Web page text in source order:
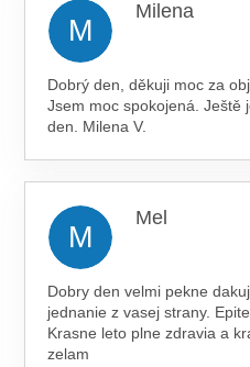
M
Milena
Dobrý den, děkuji moc za
Jsem moc spokojená. Ještě
den. Milena V.
M
Mel
Dobry den velmi pekne
jednanie z vasej strany.
Krasne leto plne zdravia a
zelam